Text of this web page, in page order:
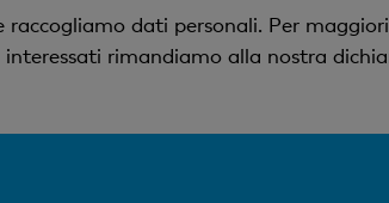
raccogliamo dati personali. Per
rimandiamo alla nostra